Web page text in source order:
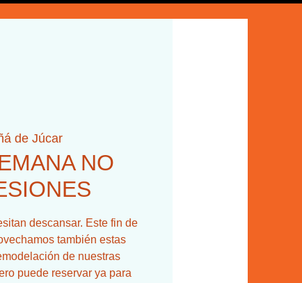
de Júcar
NO
descansar. Este fin de
también estas
de nuestras
puede reservar ya para